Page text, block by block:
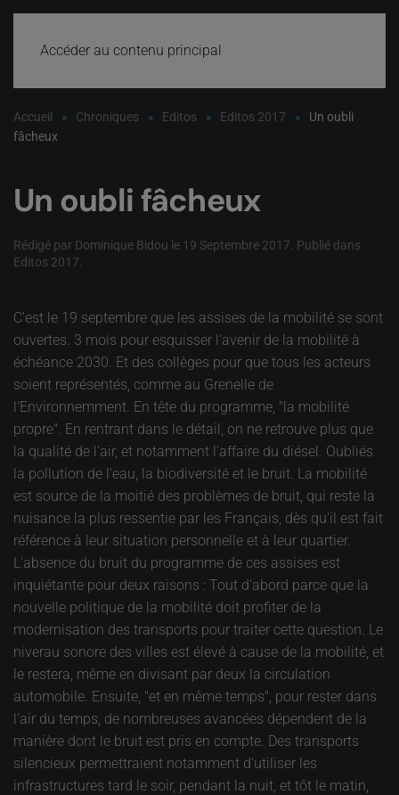
Accéder au contenu principal
Accueil Chroniques Editos Editos 2017
Un oubli
fâcheux
Un oubli fâcheux
Rédigé par Dominique Bidou le 19 Septembre 2017 . Publié dans
Editos 2017
C'est le 19 septembre que les assises de la mobilité se sont
ouvertes. 3 mois pour esquisser l'avenir de la mobilité à
échéance 2030. Et des collèges pour que tous les acteurs
soient représentés, comme au Grenelle de
l'Environnemment. En tête du programme, "la mobilité
propre". En rentrant dans le détail, on ne retrouve plus que
la qualité de l'air, et notamment l'affaire du diésel. Oubliés
la pollution de l'eau, la biodiversité et le bruit. La mobilité
est source de la moitié des problèmes de bruit, qui reste la
nuisance la plus ressentie par les Français, dès qu'il est fait
référence à leur situation personnelle et à leur quartier.
L'absence du bruit du programme de ces assises est
inquiétante pour deux raisons : Tout d'abord parce que la
nouvelle politique de la mobilité doit profiter de la
modernisation des transports pour traiter cette question. Le
niverau sonore des villes est élevé à cause de la mobilité, et
le restera, même en divisant par deux la circulation
automobile. Ensuite, "et en même temps", pour rester dans
l'air du temps, de nombreuses avancées dépendent de la
manière dont le bruit est pris en compte. Des transports
silencieux permettraient notamment d'utiliser les
infrastructures tard le soir, pendant la nuit, et tôt le matin,